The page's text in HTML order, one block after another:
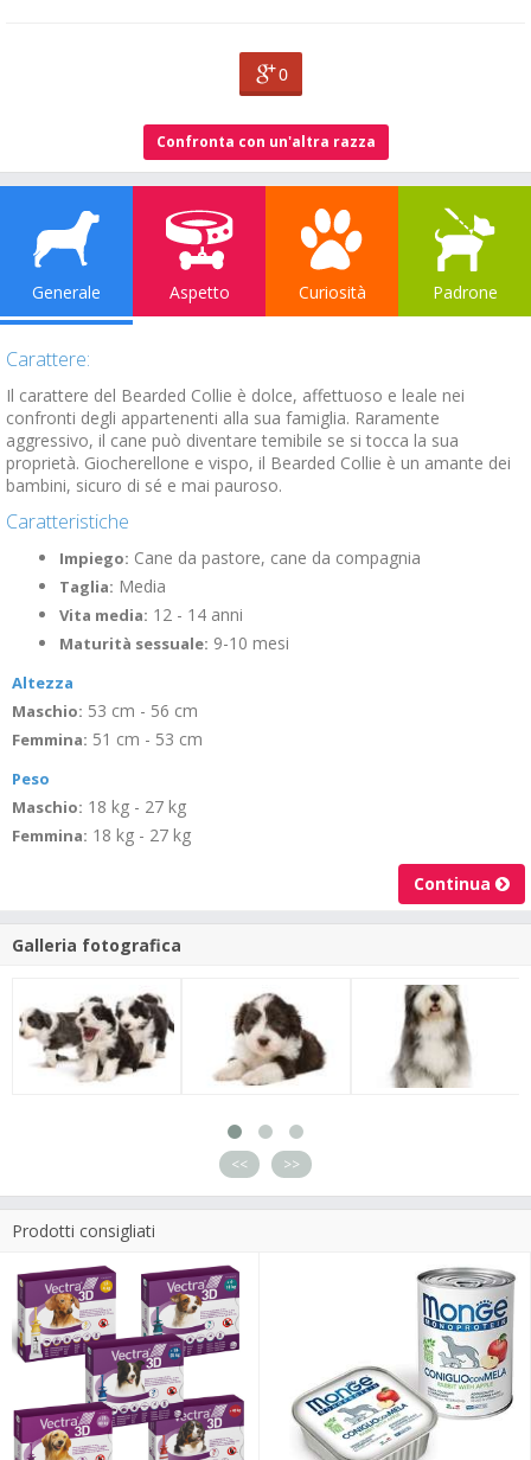
0
Confronta con un'altra razza
Generale Aspetto Curiosità Padrone
Carattere:
Il carattere del Bearded Collie è dolce, affettuoso e leale nei
confronti degli appartenenti alla sua famiglia. Raramente
aggressivo, il cane può diventare temibile se si tocca la sua
proprietà. Giocherellone e vispo, il Bearded Collie è un amante dei
bambini, sicuro di sé e mai pauroso.
Caratteristiche
Impiego: Cane da pastore, cane da compagnia
Taglia: Media
Vita media: 12 - 14 anni
Maturità sessuale: 9-10 mesi
Altezza
Maschio: 53 cm - 56 cm
Femmina: 51 cm - 53 cm
Peso
Maschio: 18 kg - 27 kg
Femmina: 18 kg - 27 kg
Continua
Galleria fotografica
<< >>
Prodotti consigliati